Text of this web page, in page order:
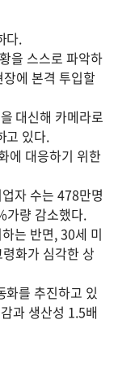
다.
을 스스로 파악하
에 본격 투입할
대신해 카메라로
고 있다.
에 대응하기 위한
자 수는 478만명
가량 감소했다.
는 반면, 30세 미
화가 심각한 상
화를 추진하고 있
과 생산성 1.5배